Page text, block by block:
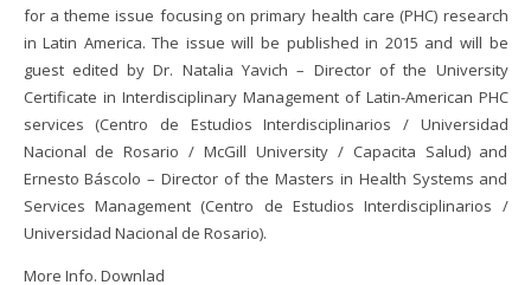
for a theme issue focusing on primary health care (PHC) research
in Latin America. The issue will be published in 2015 and will be
guest edited by Dr. Natalia Yavich – Director of the University
Certificate in Interdisciplinary Management of Latin-American PHC
services (Centro de Estudios Interdisciplinarios / Universidad
Nacional de Rosario / McGill University / Capacita Salud) and
Ernesto Báscolo – Director of the Masters in Health Systems and
Services Management (Centro de Estudios Interdisciplinarios /
Universidad Nacional de Rosario).
More Info. Downlad